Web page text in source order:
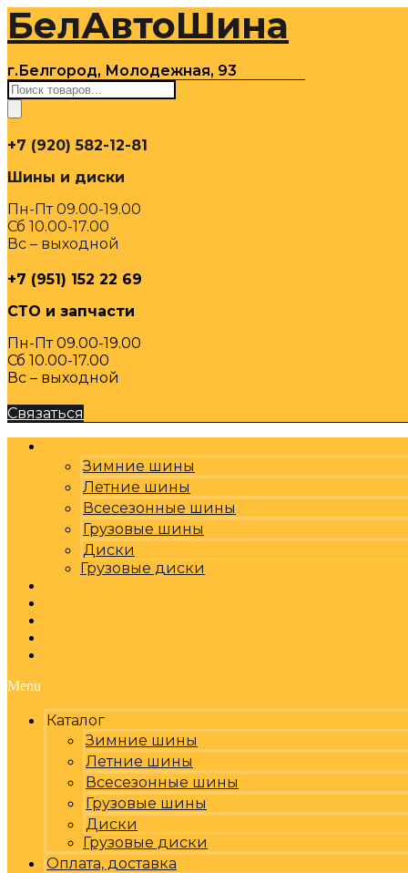
Перейти
содержимому
БелАвтоШина
г.Белгород, Молодежная, 93
Поиск
товаров
+7 (920) 582-12-81
Шины и диски
Пн-Пт 09.00-19.00
Сб 10.00-17.00
Вс – выходной
+7 (951) 152 22 69
СТО и запчасти
Пн-Пт 09.00-19.00
Сб 10.00-17.00
Вс – выходной
Связаться
Зимние шины
Летние шины
Всесезонные шины
Грузовые шины
Диски
Грузовые диски
Menu
Каталог
Зимние шины
Летние шины
Всесезонные шины
Грузовые шины
Диски
Грузовые диски
Оплата, доставка